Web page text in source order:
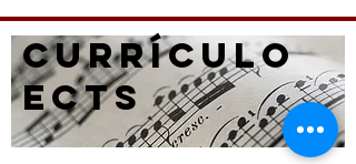
CURRÍCULO
ECTS